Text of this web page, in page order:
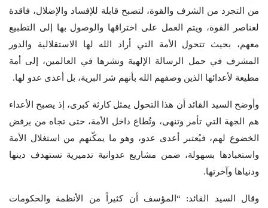
من التجرد من الشرف والقوة، لتصبح قابلة للإفساد والإضلال، فاقدة
لعناصر القوة، ويتم العمل على اختراقها والوصول بها إلى التطبيع
معهم، بحيث تتحول الأمة التي أراد الله لها الاستقلالية والدور
المشرف في حمل الرسالة الإلهية ونشرها في العالمين، إلى أمة
مطيعة لأعدائها الذين وصفهم الله بأنهم شر البرية، بل أعدى عدو لها.
وأوضح السيد القائد أن هذا التحول يمثل كارثة كبرى، إذ يصبح الأعداء
هم الجهة التي تأمر وتنهى، وتُطاع داخل الأمة، حتى تجاه من يرفض
الخضوع لهم، فيُعتبر أعدى عدو، وهو ما يمكّنهم من استغلال الأمة
واستعبادها بسهولة، ضمن مشاريع عدوانية تدميرية تستهدف دينها
ودنياها وآخرتها.
وقال السيد القائد: “المؤسف أن كثيراً من الأنظمة والحكومات